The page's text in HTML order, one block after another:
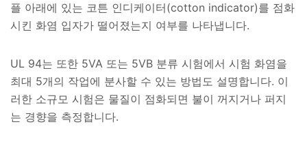
플 아래에 있는 코튼 인디케이터(cotton indicator)를 점화
시킨 화염 입자가 떨어졌는지 여부를 나타냅니다.
UL 94는 또한 5VA 또는 5VB 분류 시험에서 시험 화염을
최대 5개의 작업에 분사할 수 있는 방법도 설명합니다. 이
러한 소규모 시험은 물질이 점화되면 불이 꺼지거나 퍼지
는 경향을 측정합니다.